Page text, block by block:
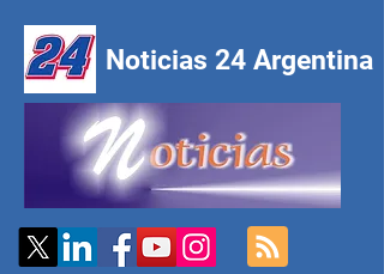
Noticias 24 Argentina